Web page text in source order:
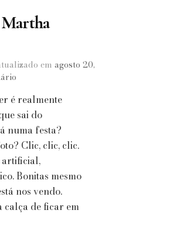
em agosto 20,
em
Mesmo
|
Martha
Medeiros
é realmente
sai do
numa festa?
Clic, clic, clic.
artificial,
Bonitas mesmo
nos vendo.
calça de ficar em